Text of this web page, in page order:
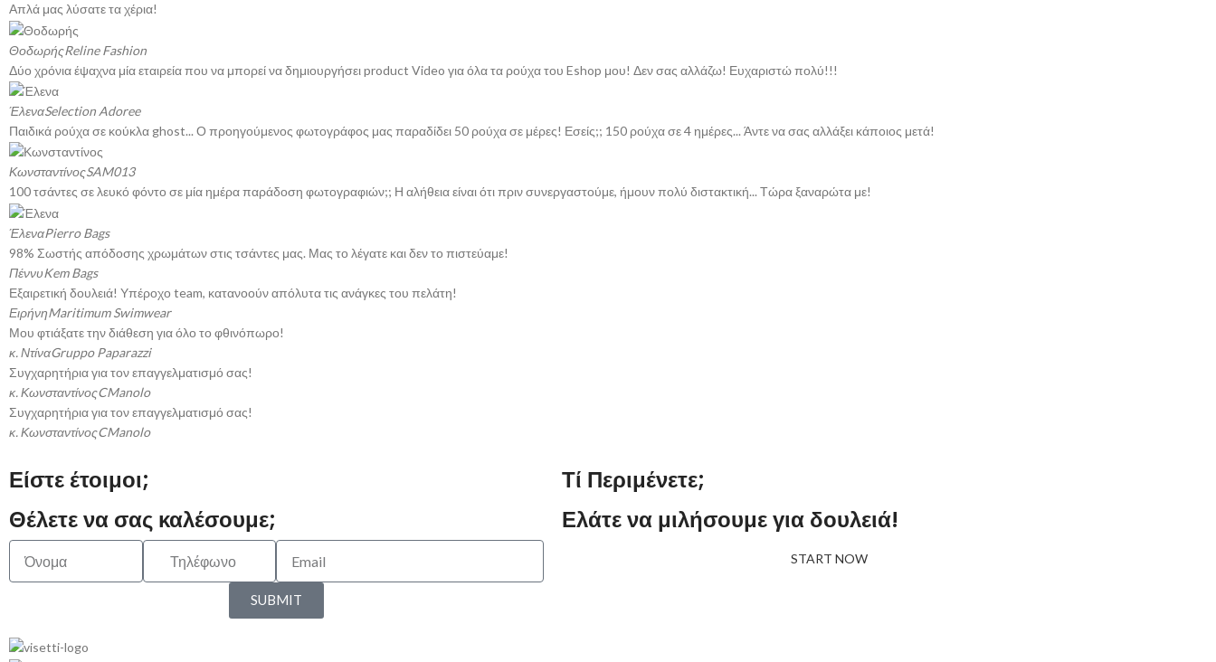
Απλά μας λύσατε τα χέρια!
ΘοδωρήςReline Fashion
Δύο χρόνια έψαχνα μία εταιρεία που να μπορεί να δημιουργήσει product Video για όλα τα ρούχα του Eshop μου! Δεν σας αλλάζω! Ευχαριστώ πολύ!!!
ΈλεναSelection Adoree
Παιδικά ρούχα σε κούκλα ghost... Ο προηγούμενος φωτογράφος μας παραδίδει 50 ρούχα σε μέρες! Εσείς;; 150 ρούχα σε 4 ημέρες... Άντε να σας αλλάξει κάποιος μετά!
ΚωνσταντίνοςSAM013
100 τσάντες σε λευκό φόντο σε μία ημέρα παράδοση φωτογραφιών;; Η αλήθεια είναι ότι πριν συνεργαστούμε, ήμουν πολύ διστακτική... Τώρα ξαναρώτα με!
ΈλεναPierro Bags
98% Σωστής απόδοσης χρωμάτων στις τσάντες μας. Μας το λέγατε και δεν το πιστεύαμε!
ΠέννυKem Bags
Εξαιρετική δουλειά! Υπέροχο team, κατανοούν απόλυτα τις ανάγκες του πελάτη!
ΕιρήνηMaritimum Swimwear
Μου φτιάξατε την διάθεση για όλο το φθινόπωρο!
κ. ΝτίναGruppo Paparazzi
Συγχαρητήρια για τον επαγγελματισμό σας!
κ. ΚωνσταντίνοςCManolo
Συγχαρητήρια για τον επαγγελματισμό σας!
κ. ΚωνσταντίνοςCManolo
Είστε έτοιμοι;
Θέλετε να σας καλέσουμε;
SUBMIT
Τί Περιμένετε;
Ελάτε να μιλήσουμε για δουλειά!
START NOW